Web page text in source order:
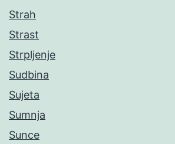
Strah
Strast
Strpljenje
Sudbina
Sujeta
Sumnja
Sunce